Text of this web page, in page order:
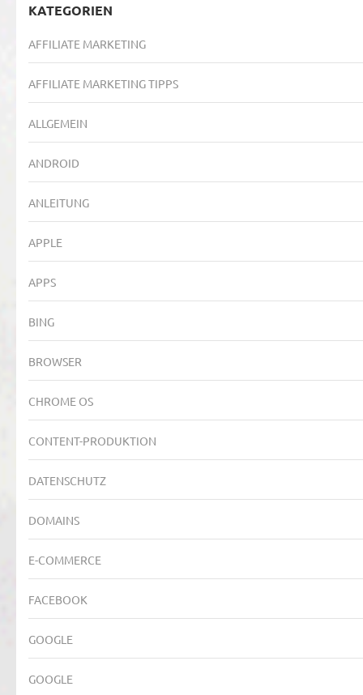
KATEGORIEN
AFFILIATE MARKETING
AFFILIATE MARKETING TIPPS
ALLGEMEIN
ANDROID
ANLEITUNG
APPLE
APPS
BING
BROWSER
CHROME OS
CONTENT-PRODUKTION
DATENSCHUTZ
DOMAINS
E-COMMERCE
FACEBOOK
GOOGLE
GOOGLE